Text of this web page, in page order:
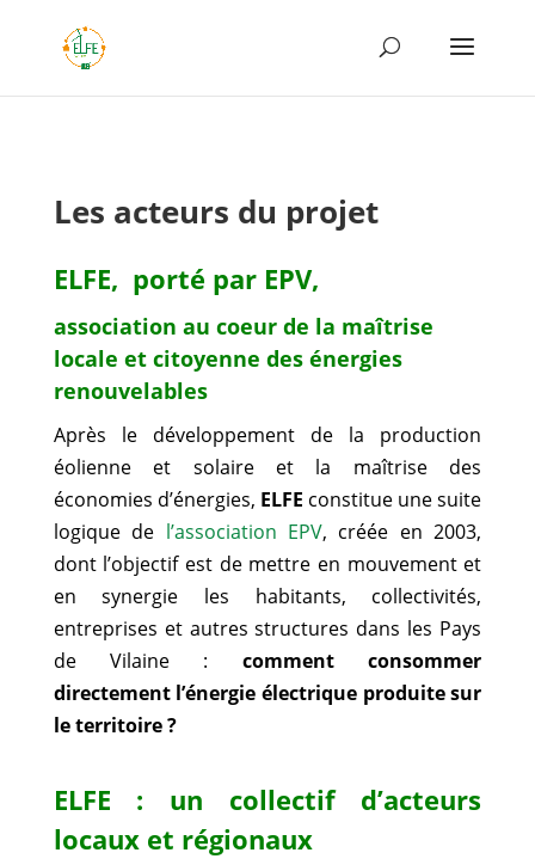
Les acteurs du projet
ELFE, porté par EPV,
association au coeur de la maîtrise
locale et citoyenne des énergies
renouvelables
Après le développement de la production
éolienne et solaire et la maîtrise des
économies d’énergies, ELFE constitue une suite
logique de l’association EPV, créée en 2003,
dont l’objectif est de mettre en mouvement et
en synergie les habitants, collectivités,
entreprises et autres structures dans les Pays
de Vilaine : comment consommer
directement l’énergie électrique produite sur
le territoire ?
ELFE : un collectif d’acteurs
locaux et régionaux